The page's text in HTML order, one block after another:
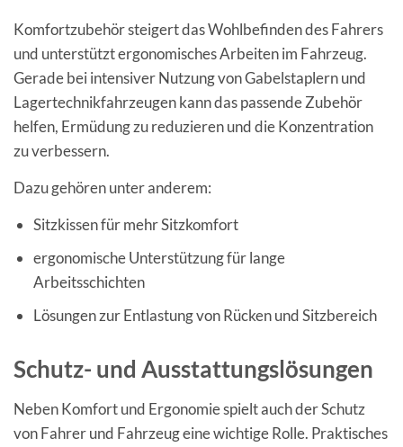
Komfortzubehör steigert das Wohlbefinden des Fahrers
und unterstützt ergonomisches Arbeiten im Fahrzeug.
Gerade bei intensiver Nutzung von Gabelstaplern und
Lagertechnikfahrzeugen kann das passende Zubehör
helfen, Ermüdung zu reduzieren und die Konzentration
zu verbessern.
Dazu gehören unter anderem:
Sitzkissen für mehr Sitzkomfort
ergonomische Unterstützung für lange
Arbeitsschichten
Lösungen zur Entlastung von Rücken und Sitzbereich
Schutz- und Ausstattungslösungen
Neben Komfort und Ergonomie spielt auch der Schutz
von Fahrer und Fahrzeug eine wichtige Rolle. Praktisches